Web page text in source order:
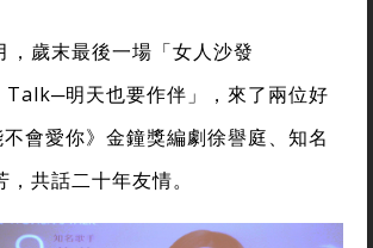
，歲末最後一場「女人沙發
Talk─明天也要作伴」，來了兩位好
會愛你》金鐘獎編劇徐譽庭、知名
共話二十年友情。